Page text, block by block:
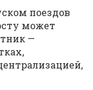
поездов
может
—